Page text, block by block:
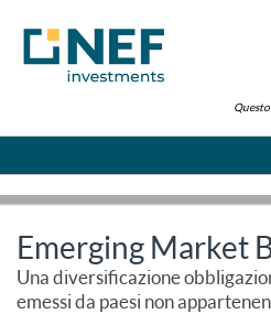
Emerging Market
Una diversificazione
emessi da paesi non